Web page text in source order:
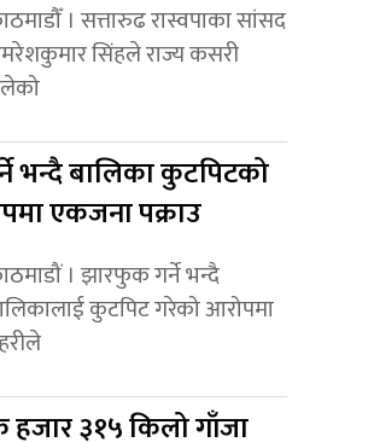
। सत्तारुढ रास्वपाका सांसद
सिंहले राज्य कसरी
भन्दै बालिका कुटपिटको
एकजना पक्राउ
। झारफुक गर्ने भन्दै
कुटपिट गरेको आरोपमा
३१५ किलो गाँजा